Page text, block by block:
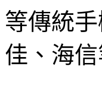
等傳統
佳、海